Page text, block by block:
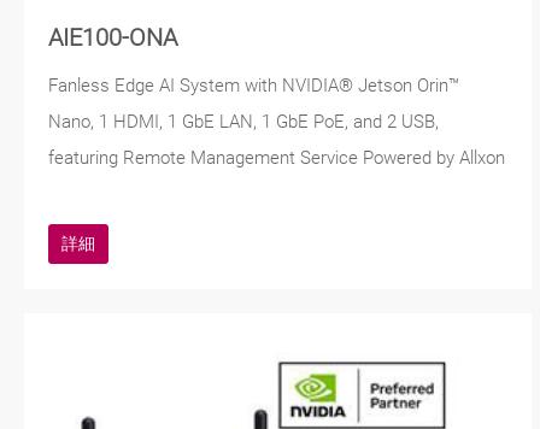
AIE100-ONA
Fanless Edge AI System with NVIDIA® Jetson Orin™
Nano, 1 HDMI, 1 GbE LAN, 1 GbE PoE, and 2 USB,
featuring Remote Management Service Powered by Allxon
詳細